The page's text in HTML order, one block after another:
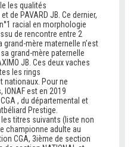
les qualités
de PAVARD JB. Ce dernier,
n°1 racial en morphologie
de rencontre entre 2
mère maternelle n’est
grand-mère paternelle
JB. Ces deux vaches
les rings
nationaux. Pour ne
est en 2019
, du départemental et
Prestige.
les titres suivants (liste non
championne adulte au
CGA, 3ième de section